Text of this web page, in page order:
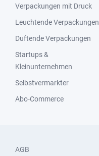
Verpackungen mit Druck
Leuchtende Verpackungen
Duftende Verpackungen
Startups &
Kleinunternehmen
Selbstvermarkter
Abo-Commerce
AGB